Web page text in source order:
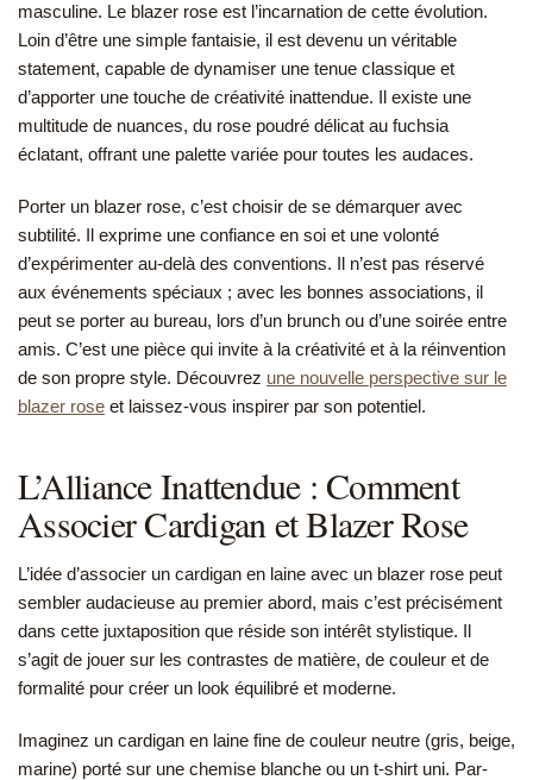
masculine. Le blazer rose est l’incarnation de cette évolution.
Loin d’être une simple fantaisie, il est devenu un véritable
statement, capable de dynamiser une tenue classique et
d’apporter une touche de créativité inattendue. Il existe une
multitude de nuances, du rose poudré délicat au fuchsia
éclatant, offrant une palette variée pour toutes les audaces.
Porter un blazer rose, c’est choisir de se démarquer avec
subtilité. Il exprime une confiance en soi et une volonté
d’expérimenter au-delà des conventions. Il n’est pas réservé
aux événements spéciaux ; avec les bonnes associations, il
peut se porter au bureau, lors d’un brunch ou d’une soirée entre
amis. C’est une pièce qui invite à la créativité et à la réinvention
de son propre style. Découvrez une nouvelle perspective sur le
blazer rose et laissez-vous inspirer par son potentiel.
L’Alliance Inattendue : Comment
Associer Cardigan et Blazer Rose
L’idée d’associer un cardigan en laine avec un blazer rose peut
sembler audacieuse au premier abord, mais c’est précisément
dans cette juxtaposition que réside son intérêt stylistique. Il
s’agit de jouer sur les contrastes de matière, de couleur et de
formalité pour créer un look équilibré et moderne.
Imaginez un cardigan en laine fine de couleur neutre (gris, beige,
marine) porté sur une chemise blanche ou un t-shirt uni. Par-